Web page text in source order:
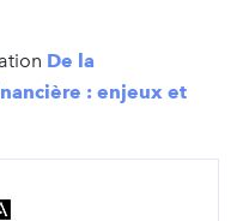
De la
: enjeux et